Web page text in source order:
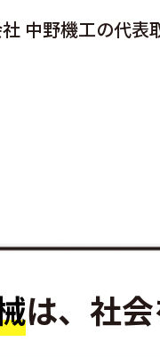
中野機工の代表
は、 社